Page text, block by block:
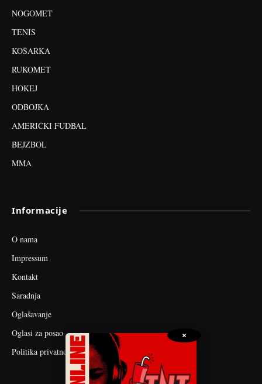
NOGOMET
TENIS
KOŠARKA
RUKOMET
HOKEJ
ODBOJKA
AMERIČKI FUDBAL
BEJZBOL
MMA
Informacije
O nama
Impressum
Kontakt
Saradnja
Oglašavanje
Oglasi za posao
Politika privatnosti
×